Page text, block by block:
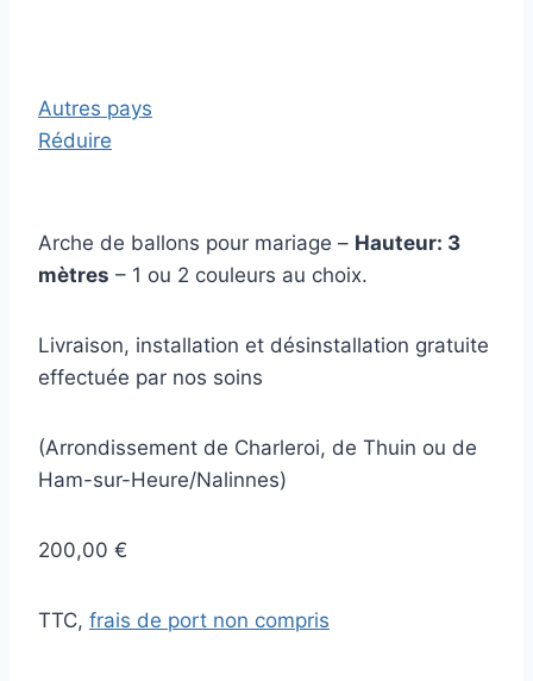
Autres pays
Réduire
Arche de ballons pour mariage – Hauteur: 3
mètres – 1 ou 2 couleurs au choix.
Livraison, installation et désinstallation gratuite
effectuée par nos soins
(Arrondissement de Charleroi, de Thuin ou de
Ham-sur-Heure/Nalinnes)
200,00 €
TTC, frais de port non compris